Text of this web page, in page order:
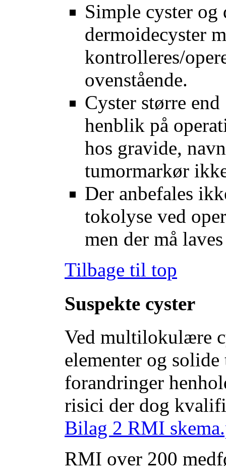
Simple cyster og
dermoidecyster
kontrolleres/
ovenstående.
Cyster større
henblik på
hos gravide,
tumormarkør
Der anbefales
tokolyse ved
men der må
Tilbage til top
Suspekte cyster
Ved multilokulære
elementer og
forandringer
risici der dog
Bilag 2 RMI
RMI over 200